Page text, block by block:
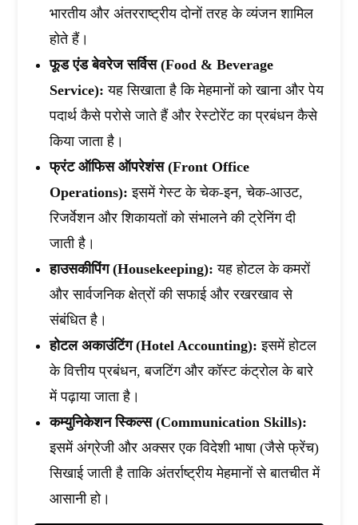
भारतीय और अंतरराष्ट्रीय दोनों तरह के व्यंजन शामिल
होते हैं।
फूड एंड बेवरेज सर्विस (Food & Beverage
Service): यह सिखाता है कि मेहमानों को खाना और पेय
पदार्थ कैसे परोसे जाते हैं और रेस्टोरेंट का प्रबंधन कैसे
किया जाता है।
फ्रंट ऑफिस ऑपरेशंस (Front Office
Operations): इसमें गेस्ट के चेक-इन, चेक-आउट,
रिजर्वेशन और शिकायतों को संभालने की ट्रेनिंग दी
जाती है।
हाउसकीपिंग (Housekeeping): यह होटल के कमरों
और सार्वजनिक क्षेत्रों की सफाई और रखरखाव से
संबंधित है।
होटल अकाउंटिंग (Hotel Accounting): इसमें होटल
के वित्तीय प्रबंधन, बजटिंग और कॉस्ट कंट्रोल के बारे
में पढ़ाया जाता है।
कम्युनिकेशन स्किल्स (Communication Skills):
इसमें अंग्रेजी और अक्सर एक विदेशी भाषा (जैसे फ्रेंच)
सिखाई जाती है ताकि अंतर्राष्ट्रीय मेहमानों से बातचीत में
आसानी हो।